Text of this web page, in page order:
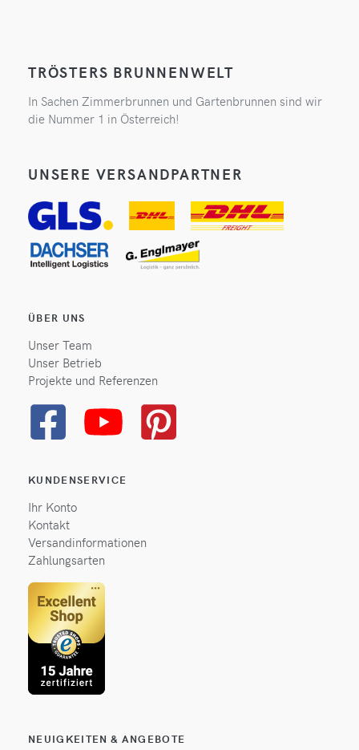
TRÖSTERS BRUNNENWELT
In Sachen Zimmerbrunnen und Gartenbrunnen sind wir
die Nummer 1 in Österreich!
UNSERE VERSANDPARTNER
ÜBER UNS
Unser Team
Unser Betrieb
Projekte und Referenzen
KUNDENSERVICE
Ihr Konto
Kontakt
Versandinformationen
Zahlungsarten
NEUIGKEITEN & ANGEBOTE